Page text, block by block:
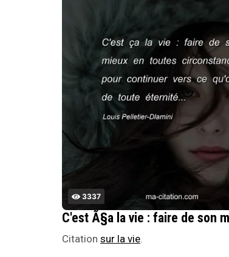
3337
Citation sur la vie.